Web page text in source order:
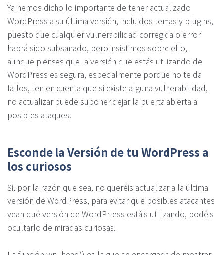
Ya hemos dicho lo importante de tener actualizado
WordPress a su última versión, incluidos temas y plugins,
puesto que cualquier vulnerabilidad corregida o error
habrá sido subsanado, pero insistimos sobre ello,
aunque pienses que la versión que estás utilizando de
WordPress es segura, especialmente porque no te da
fallos, ten en cuenta que si existe alguna vulnerabilidad,
no actualizar puede suponer dejar la puerta abierta a
posibles ataques.
Esconde la Versión de tu WordPress a
los curiosos
Si, por la razón que sea, no queréis actualizar a la última
versión de WordPress, para evitar que posibles atacantes
vean qué versión de WordPrtess estáis utilizando, podéis
ocultarlo de miradas curiosas.